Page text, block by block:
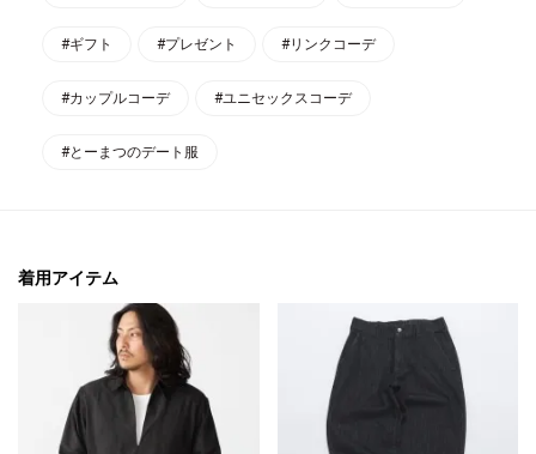
#ギフト #プレゼント #リンクコーデ
#カップルコーデ #ユニセックスコーデ
#とーまつのデート服
着用アイテム